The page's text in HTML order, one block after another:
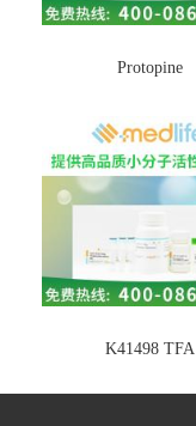
Protopine
K41498 TFA